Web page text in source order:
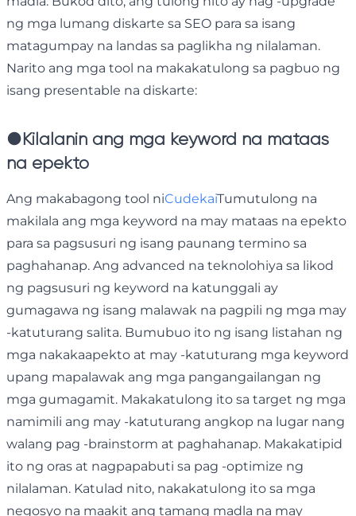
ng mga lumang diskarte sa SEO para sa isang
matagumpay na landas sa paglikha ng nilalaman.
Narito ang mga tool na makakatulong sa pagbuo ng
isang presentable na diskarte:
●Kilalanin ang mga keyword na mataas
na epekto
Ang makabagong tool niCudekaiTumutulong na
makilala ang mga keyword na may mataas na epekto
para sa pagsusuri ng isang paunang termino sa
paghahanap. Ang advanced na teknolohiya sa likod
ng pagsusuri ng keyword na katunggali ay
gumagawa ng isang malawak na pagpili ng mga may
-katuturang salita. Bumubuo ito ng isang listahan ng
mga nakakaapekto at may -katuturang mga keyword
upang mapalawak ang mga pangangailangan ng
mga gumagamit. Makakatulong ito sa target ng mga
namimili ang may -katuturang angkop na lugar nang
walang pag -brainstorm at paghahanap. Makakatipid
ito ng oras at nagpapabuti sa pag -optimize ng
nilalaman. Katulad nito, nakakatulong ito sa mga
negosyo na maakit ang tamang madla na may